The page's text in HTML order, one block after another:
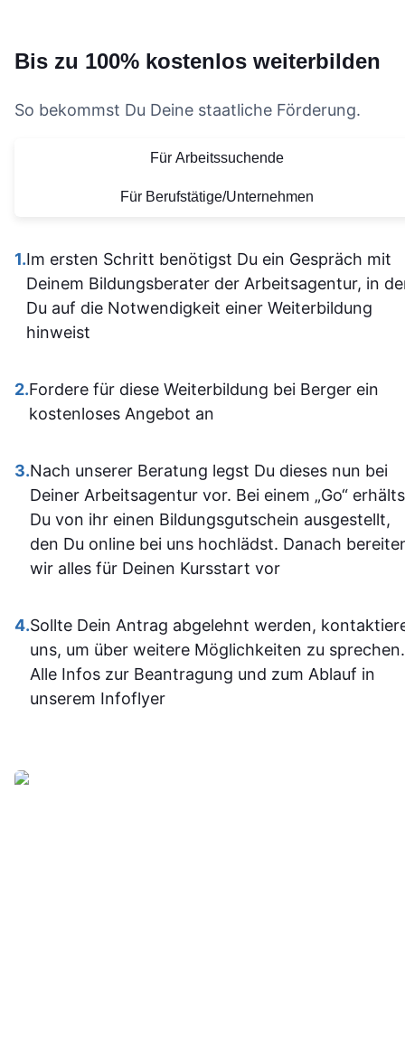
Lernen deutlich
die Organisation und die
Lernmaterialien sind auf
einem hohen Niveau.
zugänglich, sodass man
sich gut orientieren kann.
Insgesamt ist der
alle, die sich im Bereich
SPS weiterbilden oder
Sehr empfehlenswert! 👍
wärmstens
Vielen Dank für
Lernerfahrung
nicht
aufgebaut
man kam
dann gut
allem
einiges
und fühle
im
jetzt
sicherer.
Bis zu 100% kostenlos weiterbilden
So bekommst Du Deine staatliche Förderung.
Für Arbeitssuchende
Für Berufstätige/Unternehmen
1.Im ersten Schritt benötigst Du ein Gespräch mit
Deinem Bildungsberater der Arbeitsagentur, in
Du auf die Notwendigkeit einer Weiterbildung
hinweist
2.Fordere für diese Weiterbildung bei Berger ein
kostenloses Angebot an
3.Nach unserer Beratung legst Du dieses nun bei
Deiner Arbeitsagentur vor. Bei einem „Go“
Du von ihr einen Bildungsgutschein ausgestellt,
den Du online bei uns hochlädst. Danach
wir alles für Deinen Kursstart vor
4.Sollte Dein Antrag abgelehnt werden,
uns, um über weitere Möglichkeiten zu sprechen.
Alle Infos zur Beantragung und zum Ablauf in
unserem Infoflyer